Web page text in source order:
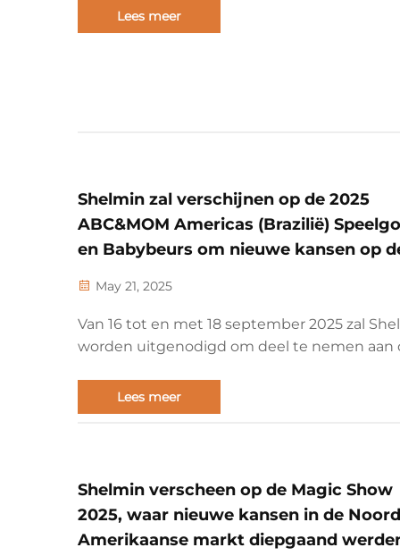
ABC&MOM Speelgoed- en Babybeurs
een van de grootste en meest invloedrijke
Lees meer
Shelmin zal verschijnen op de 2025
ABC&MOM Americas (Brazilië)
en Babybeurs om nieuwe kansen op
May 21, 2025
Van 16 tot en met 18 september 2025 zal
worden uitgenodigd om deel te nemen aan
Babybeurs, die wordt gehouden in het Sao
Convention Center in Brazilië. Het is gericht
Lees meer
Shelmin verscheen op de Magic Show
2025, waar nieuwe kansen in de
Amerikaanse markt diepgaand